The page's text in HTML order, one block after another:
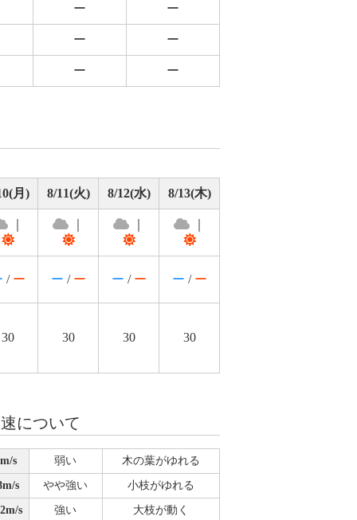
ー ー
ー ー
ー ー
月) 8/11(火) 8/12(水) 8/13(木)
｜ ｜ ｜ ｜
/ ー ー / ー ー / ー ー / ー
30 30 30 30
について
s 弱い 木の葉がゆれる
s やや強い 小枝がゆれる
s 強い 大枝が動く